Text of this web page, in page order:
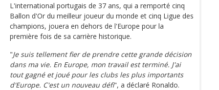
L'international portugais de 37 ans, qui a remporté cinq
Ballon d'Or du meilleur joueur du monde et cinq Ligue des
champions, jouera en dehors de l'Europe pour la
première fois de sa carrière historique.
"Je suis tellement fier de prendre cette grande décision
dans ma vie. En Europe, mon travail est terminé. J'ai
tout gagné et joué pour les clubs les plus importants
d'Europe. C'est un nouveau défi", a déclaré Ronaldo.